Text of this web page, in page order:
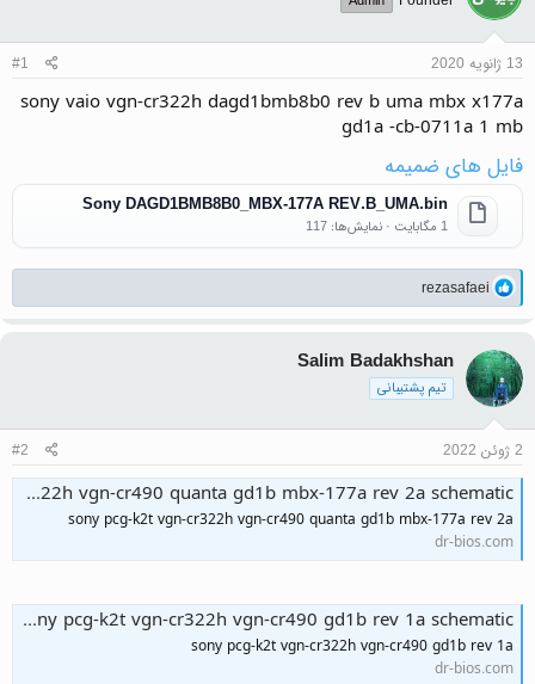
13 ژانویه 2020 #1
sony vaio vgn-cr322h dagd1bmb8b0 rev b uma mbx x177a
gd1a -cb-0711a 1 mb
فایل های ضمیمه
Sony DAGD1BMB8B0_MBX-177A REV.B_UMA.bin
1 مگابایت · نمایش‌ها: 117
واکنش‌ها:
rezasafaei
Salim Badakhshan
تیم پشتیبانی
2 ژوئن 2022 #2
sony pcg-k2t vgn-cr322h vgn-cr490 quanta gd1b mbx-177a rev 2a schematic
sony pcg-k2t vgn-cr322h vgn-cr490 quanta gd1b mbx-177a rev 2a
dr-bios.com
sony pcg-k2t vgn-cr322h vgn-cr490 gd1b rev 1a schematic
sony pcg-k2t vgn-cr322h vgn-cr490 gd1b rev 1a
dr-bios.com